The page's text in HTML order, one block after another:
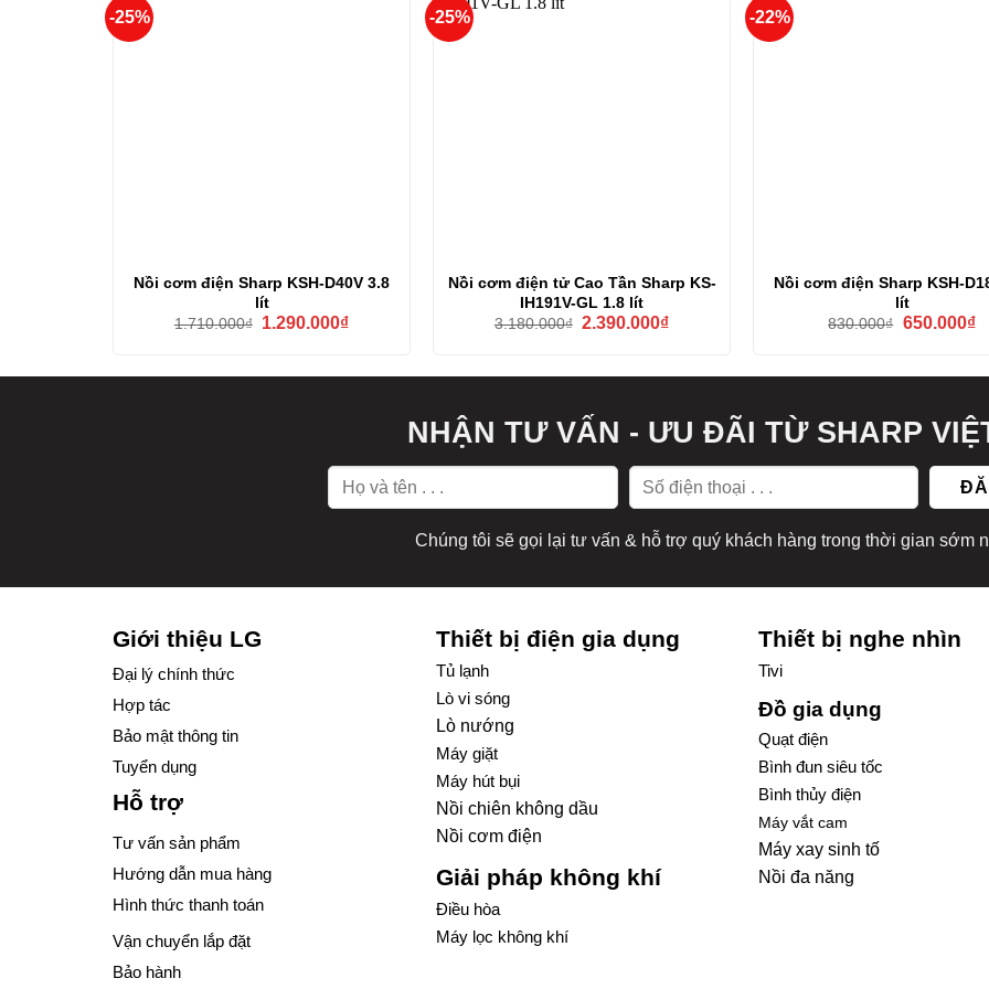
-25%
Nồi cơm điện Sharp KSH-D40V 3.8
lít
1.710.000₫ Giá
1.290.000₫Giá
-25%
Nồi cơm điện tử Cao Tần Sharp KS-
IH191V-GL 1.8 lít
3.180.000₫ Giá
2.390.000₫Giá
-22%
Nồi cơm điện Sharp KSH-
lít
830.000₫ Giá
650.000₫Giá
NHẬN TƯ VẤN - ƯU ĐÃI TỪ SHARP
Chúng tôi sẽ gọi lại tư vấn & hỗ trợ quý khách hàng trong thời gian sớm
Giới thiệu LG
Đại lý chính thức
Hợp tác
Bảo mật thông tin
Tuyển dụng
Hỗ trợ
Tư vấn sản phẩm
Hướng dẫn mua hàng
Hình thức thanh toán
Vận chuyển lắp đặt
Bảo hành
Thiết bị điện gia dụng
Tủ lạnh
Lò vi sóng
Lò nướng
Máy giặt
Máy hút bụi
Nồi chiên không dầu
Nồi cơm điện
Giải pháp không khí
Điều hòa
Máy lọc không khí
Thiết bị nghe nhìn
Tivi
Đồ gia dụng
Quạt điện
Bình đun siêu tốc
Bình thủy điện
Máy vắt cam
Máy xay sinh tố
Nồi đa năng